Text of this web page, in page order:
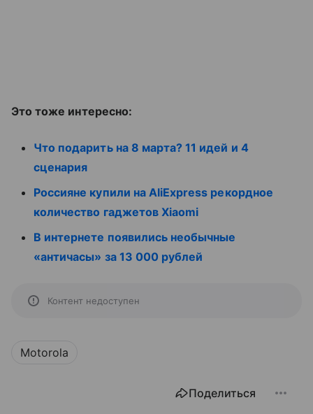
Это тоже интересно:
Что подарить на 8 марта? 11 идей и 4
сценария
Россияне купили на AliExpress рекордное
количество гаджетов Xiaomi
В интернете появились необычные
«античасы» за 13 000 рублей
Контент недоступен
Motorola
Поделиться